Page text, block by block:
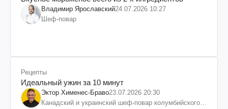
Владимир Ярославский24.07.2026 10:27
Шеф-повар
Рецепты
Идеальный ужин за 10 минут
Эктор Хименес-Браво23.07.2026 20:30
Канадский и украинский шеф-повар колумбийского